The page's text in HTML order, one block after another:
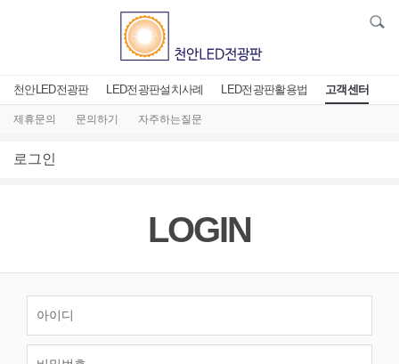
천안LED전광판 LED전광판설치사례 LED전광판활용법 고객센터
제휴문의 문의하기 자주하는질문
로그인
LOGIN